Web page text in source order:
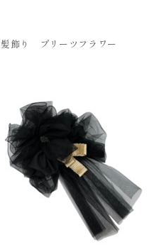
髪飾り プリーツフラワー